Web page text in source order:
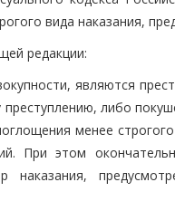
вида наказания,
редакции:
являются
либо
менее
При этом
наказания,